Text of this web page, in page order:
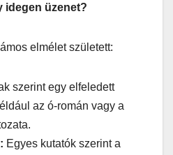
idegen üzenet?
elmélet született:
szerint egy elfeledett
az ó-román vagy a
Egyes kutatók szerint a